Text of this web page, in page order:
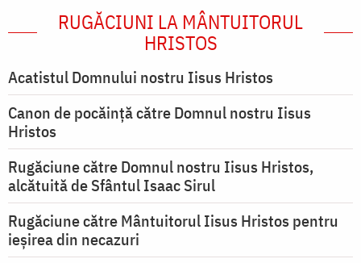
RUGĂCIUNI LA MÂNTUITORUL
HRISTOS
Acatistul Domnului nostru Iisus Hristos
Canon de pocăință către Domnul nostru Iisus
Hristos
Rugăciune către Domnul nostru Iisus Hristos,
alcătuită de Sfântul Isaac Sirul
Rugăciune către Mântuitorul Iisus Hristos pentru
ieşirea din necazuri